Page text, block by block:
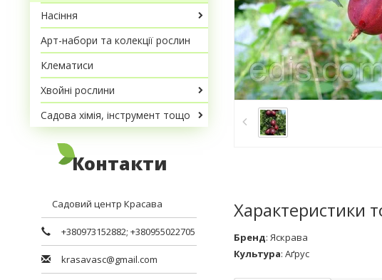
Характеристики
Бренд: Яскрава
Культура: Аґрус
Насіння
Арт-набори та колекції рослин
Клематиси
Хвойні рослини
Садова хімія, інструмент тощо
Контакти
Садовий центр Красава
+380973152882; +380955022705
krasavasc@gmail.com